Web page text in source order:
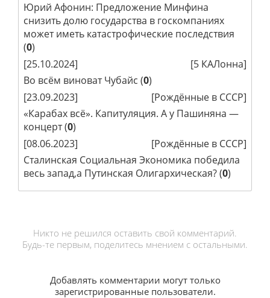
Юрий Афонин: Предложение Минфина
снизить долю государства в госкомпаниях
может иметь катастрофические последствия
(0)
[25.10.2024]
[5 КАЛонна]
Во всём виноват Чубайс (0)
[23.09.2023]
[Рождённые в СССР]
«Карабах всё». Капитуляция. А у Пашиняна —
концерт(0)
[08.06.2023]
[Рождённые в СССР]
Сталинская Социальная Экономика победила
весь запад,а Путинская Олигархическая?(0)
Никто не решился оставить свой комментарий.
Будь-те первым, поделитесь мнением с остальными.
Добавлять комментарии могут только
зарегистрированные пользователи.